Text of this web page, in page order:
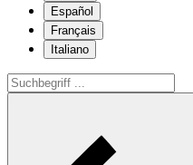
Español
Français
Italiano